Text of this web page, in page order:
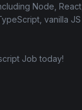
Node, React,
vanilla JS
Job today!